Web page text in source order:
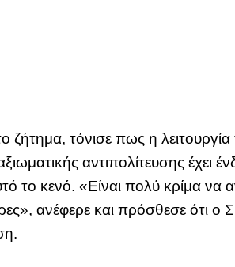
ζήτημα, τόνισε πως η
αντιπολίτευσης έχει
το κενό. «Είναι πολύ κρίμα να
ανέφερε και πρόσθεσε ότι